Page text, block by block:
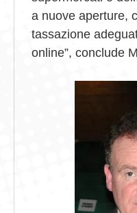
a nuove aperture,
tassazione
online”, conclude